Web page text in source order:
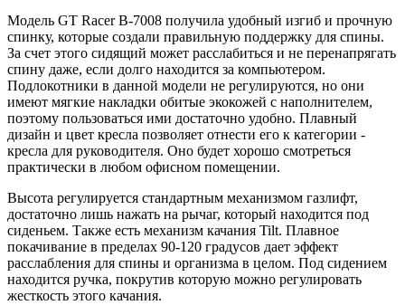
Модель GT Racer B-7008 получила удобный изгиб и прочную
спинку, которые создали правильную поддержку для спины.
За счет этого сидящий может расслабиться и не перенапрягать
спину даже, если долго находится за компьютером.
Подлокотники в данной модели не регулируются, но они
имеют мягкие накладки обитые экокожей с наполнителем,
поэтому пользоваться ими достаточно удобно. Плавный
дизайн и цвет кресла позволяет отнести его к категории -
кресла для руководителя. Оно будет хорошо смотреться
практически в любом офисном помещении.
Высота регулируется стандартным механизмом газлифт,
достаточно лишь нажать на рычаг, который находится под
сиденьем. Также есть механизм качания Tilt. Плавное
покачивание в пределах 90-120 градусов дает эффект
расслабления для спины и организма в целом. Под сидением
находится ручка, покрутив которую можно регулировать
жесткость этого качания.